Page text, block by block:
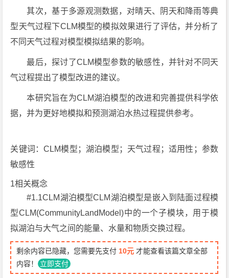
其次，基于多源观测数据，对晴天、阴天和降雨等典
型天气过程下CLM模型的模拟效果进行了评估，并分析了
不同天气过程对模型模拟结果的影响。
最后，探讨了CLM模型参数的敏感性，并针对不同天
气过程提出了模型改进的建议。
本研究旨在为CLM湖泊模型的改进和完善提供科学依
据，并为更好地模拟和预测湖泊水热过程提供参考。
关键词：CLM模型；湖泊模型；天气过程；适用性；参数
敏感性
1相关概念
#1.1CLM湖泊模型CLM湖泊模型是嵌入到陆面过程模
型CLM(CommunityLandModel)中的一个子模块，用于模
拟湖泊与大气之间的能量、水量和物质交换过程。
剩余内容已隐藏，您需要先支付 10元 才能查看该篇文章全部
内容！ 立即支付